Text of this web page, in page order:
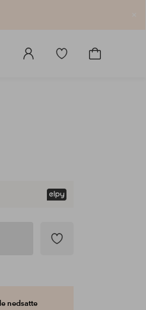
Logg
Gå
Gå
nedsatte